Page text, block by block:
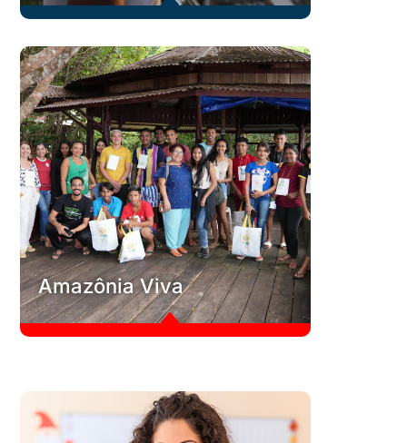
C
Ancestralidade Negra
Em conjunto com uma comunidade de origem quilombola,
desenhamos o projeto Ancestralidade Negra e
Florescimento do Empreendedorismo.
Conheça
B
Amazônia Viva
Amazônia Viva
O projeto Amazônia Viva foi criado em 2022, direcionado